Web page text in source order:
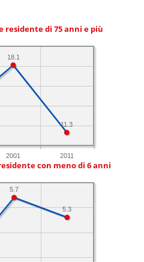
residente di 75 anni e più
2001 2011
11.3
18.1
con meno di 6 anni
5.3
5.7